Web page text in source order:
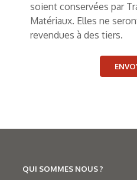
soient conservées par
Matériaux. Elles ne
revendues à des tiers.
QUI SOMMES NOUS ?